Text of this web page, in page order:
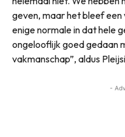
geven, maar het bleef
enige normale in dat hele
ongelooflijk goed gedaan
vakmanschap”, aldus
-